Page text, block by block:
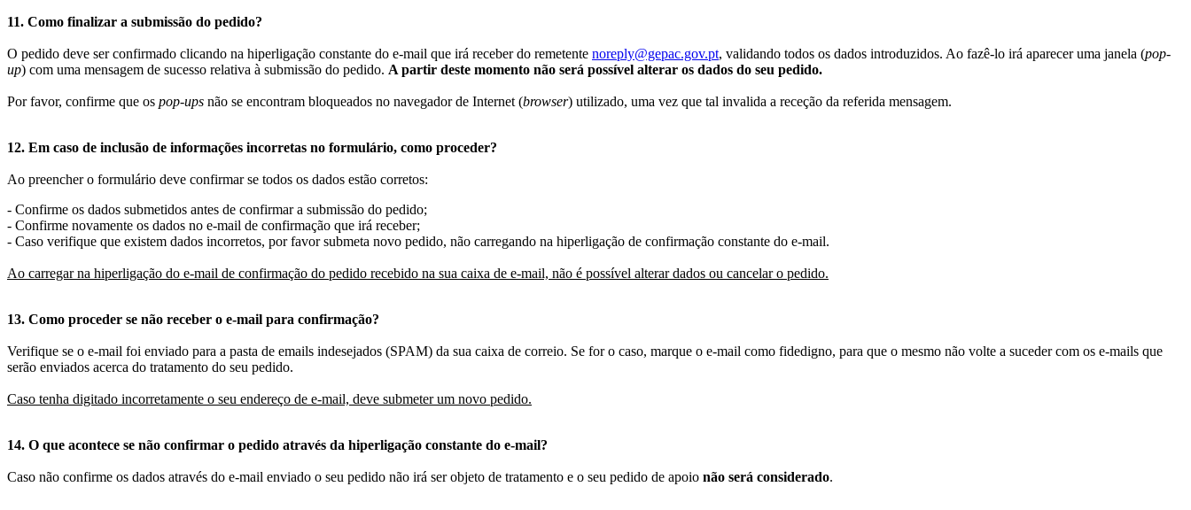
11. Como finalizar a submissão do pedido?
O pedido deve ser confirmado clicando na hiperligação constante do e-mail que irá receber do remetente noreply@gepac.gov.pt, validando todos os dados introduzidos. Ao fazê-lo irá aparecer uma janela (pop-
up) com uma mensagem de sucesso relativa à submissão do pedido. A partir deste momento não será possível alterar os dados do seu pedido.
Por favor, confirme que os pop-ups não se encontram bloqueados no navegador de Internet (browser) utilizado, uma vez que tal invalida a receção da referida mensagem.
12. Em caso de inclusão de informações incorretas no formulário, como proceder?
Ao preencher o formulário deve confirmar se todos os dados estão corretos:
- Confirme os dados submetidos antes de confirmar a submissão do pedido;
- Confirme novamente os dados no e-mail de confirmação que irá receber;
- Caso verifique que existem dados incorretos, por favor submeta novo pedido, não carregando na hiperligação de confirmação constante do e-mail.
Ao carregar na hiperligação do e-mail de confirmação do pedido recebido na sua caixa de e-mail, não é possível alterar dados ou cancelar o pedido.
13. Como proceder se não receber o e-mail para confirmação?
Verifique se o e-mail foi enviado para a pasta de emails indesejados (SPAM) da sua caixa de correio. Se for o caso, marque o e-mail como fidedigno, para que o mesmo não volte a suceder com os e-mails que
serão enviados acerca do tratamento do seu pedido.
Caso tenha digitado incorretamente o seu endereço de e-mail, deve submeter um novo pedido.
14. O que acontece se não confirmar o pedido através da hiperligação constante do e-mail?
Caso não confirme os dados através do e-mail enviado o seu pedido não irá ser objeto de tratamento e o seu pedido de apoio não será considerado.